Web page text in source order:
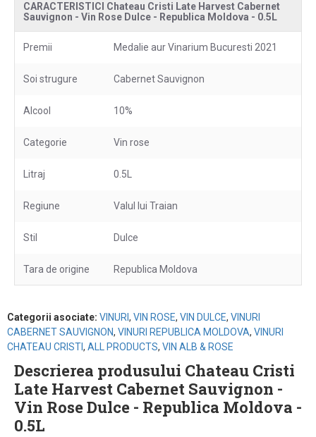
CARACTERISTICI Chateau Cristi Late Harvest Cabernet
Sauvignon - Vin Rose Dulce - Republica Moldova - 0.5L
Premii Medalie aur Vinarium Bucuresti 2021
Soi strugure Cabernet Sauvignon
Alcool 10%
Categorie Vin rose
Litraj 0.5L
Regiune Valul lui Traian
Stil Dulce
Tara de origine Republica Moldova
Categorii asociate: VINURI, VIN ROSE, VIN DULCE, VINURI
CABERNET SAUVIGNON, VINURI REPUBLICA MOLDOVA, VINURI
CHATEAU CRISTI, ALL PRODUCTS, VIN ALB & ROSE
Descrierea produsului Chateau Cristi
Late Harvest Cabernet Sauvignon -
Vin Rose Dulce - Republica Moldova -
0.5L